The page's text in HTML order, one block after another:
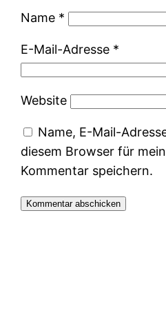
Name *
E-Mail-Adresse *
Website
Name, E-Mail-
diesem Browser für
Kommentar speichern.